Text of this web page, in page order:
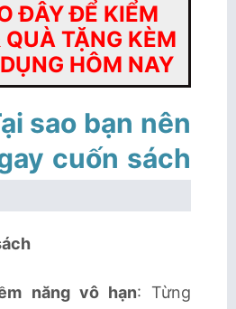
ĐÂY ĐỂ KIỂM
TẶNG KÈM
HÔM NAY
sao bạn nên
cuốn sách
năng vô hạn: Từng